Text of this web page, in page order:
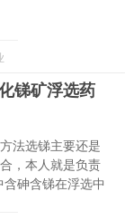
锑矿浮选药
法选锑主要还是
，本人就是负责
砷含锑在浮选中